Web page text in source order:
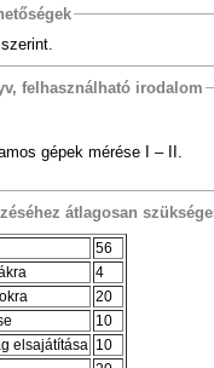
felhasználható irodalom
gépek mérése I – II.
átlagosan
56
4
20
10
elsajátítása 10